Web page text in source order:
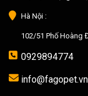
Hà Nội :
102/51 Phố Hoàng
0929894774
info@fagopet.vn